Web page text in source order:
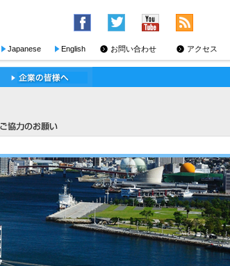
Japanese English お問い合わせ アクセス